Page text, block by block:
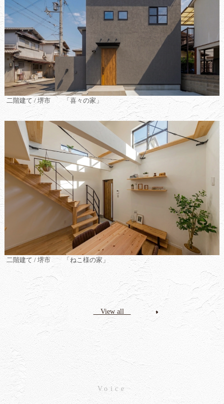
二階建て / 堺市 「喜々の家」
二階建て / 堺市 「ねこ様の家」
View all
Voice